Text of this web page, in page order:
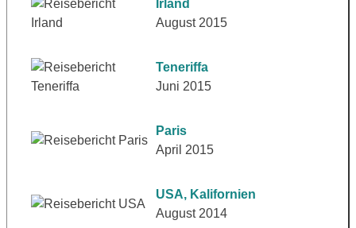
Irland
August 2015
Teneriffa
Juni 2015
Paris
April 2015
USA, Kalifornien
August 2014